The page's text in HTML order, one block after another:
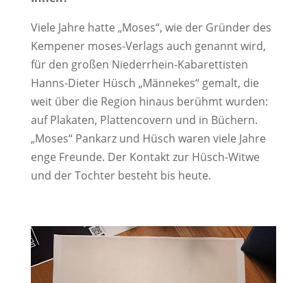
Viele Jahre hatte „Moses“, wie der Gründer des
Kempener moses-Verlags auch genannt wird,
für den großen Niederrhein-Kabarettisten
Hanns-Dieter Hüsch „Männekes“ gemalt, die
weit über die Region hinaus berühmt wurden:
auf Plakaten, Plattencovern und in Büchern.
„Moses“ Pankarz und Hüsch waren viele Jahre
enge Freunde. Der Kontakt zur Hüsch-Witwe
und der Tochter besteht bis heute.